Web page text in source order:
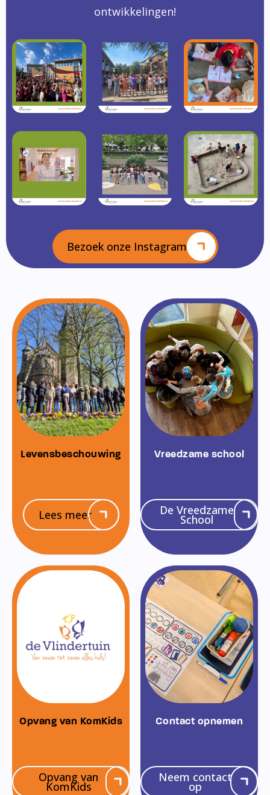
ontwikkelingen!
Bezoek onze Instagram
Levensbeschouwing
Lees meer
Vreedzame school
De Vreedzame
School
Opvang van KomKids
Opvang van
KomKids
Contact opnemen
Neem contact
op